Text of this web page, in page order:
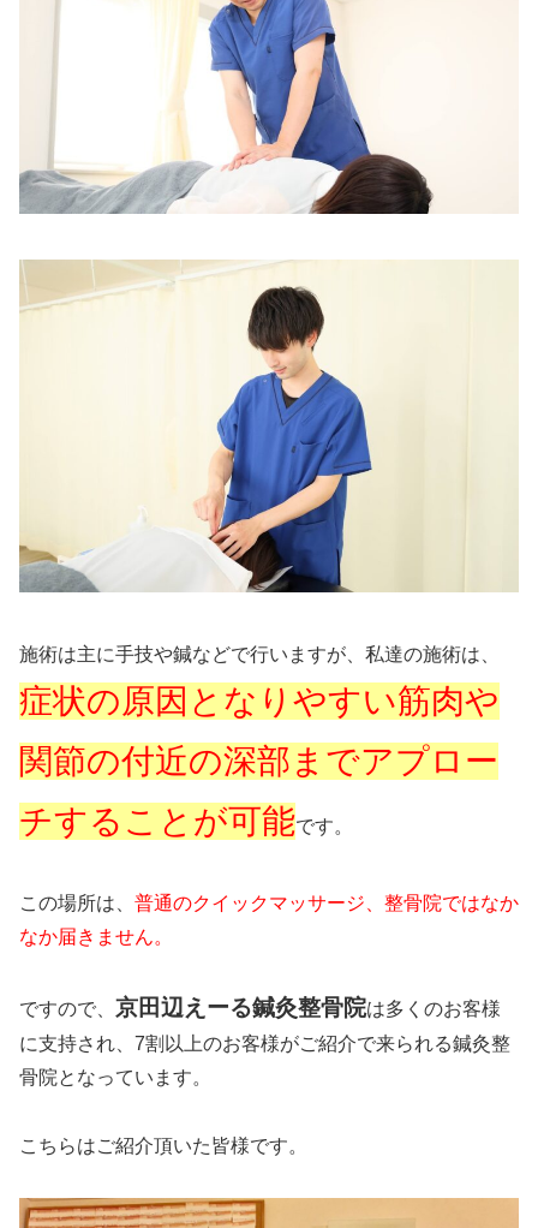
施術は主に手技や鍼などで行いますが、私達の施術は、
症状の原因となりやすい筋肉や
関節の付近の深部までアプロー
チすることが可能です。
この場所は、 普通のクイックマッサージ、整骨院ではなか
なか届きません。
ですので、 京田辺えーる鍼灸整骨院は多くのお客様
に支持され、7割以上のお客様がご紹介で来られる鍼灸整
骨院となっています。
こちらはご紹介頂いた皆様です。